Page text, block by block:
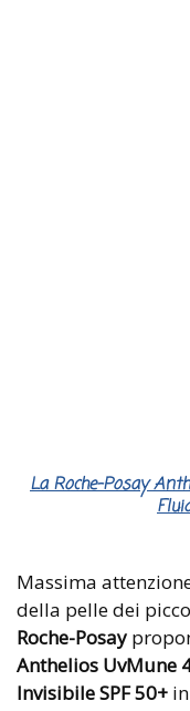
La Roche-Posay Anthelios UvMune 400 Dermo-Pedriatrics
Massima
della pelle dei
Roche-Posay
Anthelios UvMune
Invisibile SPF 50+